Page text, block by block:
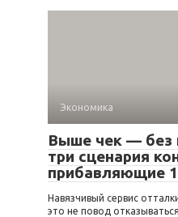
Экономика
Выше чек — без
три сценария
прибавляющие
Навязчивый сервис
это не повод